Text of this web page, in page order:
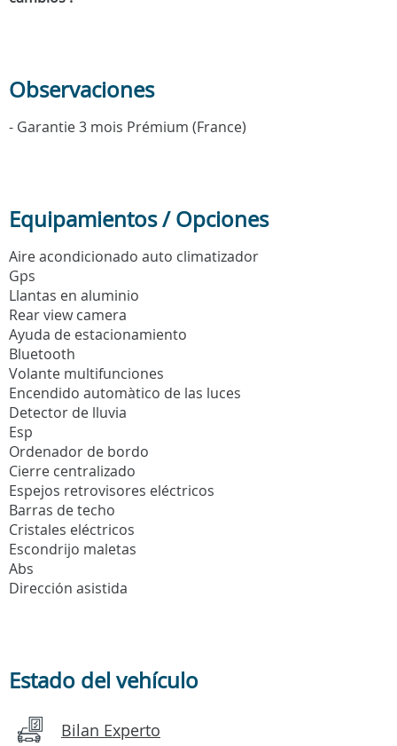
Observaciones
- Garantie 3 mois Prémium (France)
Equipamientos / Opciones
Aire acondicionado auto climatizador
Gps
Llantas en aluminio
Rear view camera
Ayuda de estacionamiento
Bluetooth
Volante multifunciones
Encendido automàtico de las luces
Detector de lluvia
Esp
Ordenador de bordo
Cierre centralizado
Espejos retrovisores eléctricos
Barras de techo
Cristales eléctricos
Escondrijo maletas
Abs
Dirección asistida
Estado del vehículo
Bilan Experto